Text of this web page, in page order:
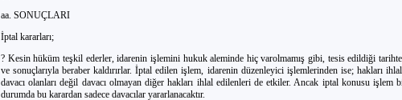
aa. SONUÇLARI
İptal kararları;
? Kesin hüküm teşkil ederler, idarenin işlemini hukuk aleminde hiç varolmamış gibi, tesis edildiği
ve sonuçlarıyla beraber kaldırırlar. İptal edilen işlem, idarenin düzenleyici işlemlerinden ise; hakları
davacı olanları değil davacı olmayan diğer hakları ihlal edilenleri de etkiler. Ancak iptal konusu işlem
durumda bu karardan sadece davacılar yararlanacaktır.